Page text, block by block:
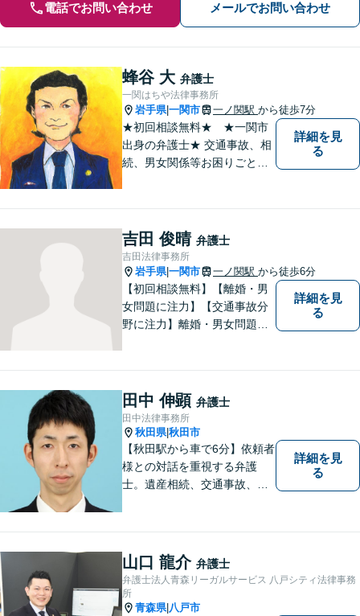
電話でお問い合わせ メールでお問い合わせ
蜂谷 大 弁護士
一関はちや法律事務所
岩手県|一関市 一ノ関駅 から徒歩7分
★初回相談無料★ ★一関市
出身の弁護士★ 交通事故、相
続、男女関係等お困りごとが
詳細を見
る
吉田 俊晴 弁護士
吉田法律事務所
岩手県|一関市 一ノ関駅 から徒歩6分
【初回相談無料】【離婚・男
女問題に注力】【交通事故分
野に注力】離婚・男女問題、
ります。何かお困りごとがご
ざいましたら、お気軽にご相
談ください。
詳細を見
る
田中 伸顕 弁護士
田中法律事務所
秋田県|秋田市
【秋田駅から車で6分】依頼者
様との対話を重視する弁護
士。遺産相続、交通事故、離
く取り扱っております。お困
りごとがあれば、お一人で抱
え込むことなくぜひご相談く
ださい！【駐車場あり】
詳細を見
る
山口 龍介 弁護士
弁護士法人青森リーガルサービス 八戸シティ法律事務
所
青森県| 八戸市